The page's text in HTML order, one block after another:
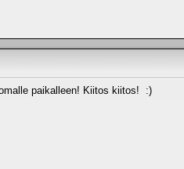
paikalleen! Kiitos kiitos! :)